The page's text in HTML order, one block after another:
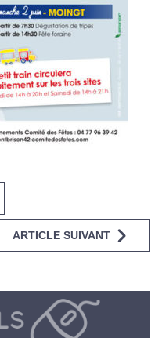
ARTICLE SUIVANT